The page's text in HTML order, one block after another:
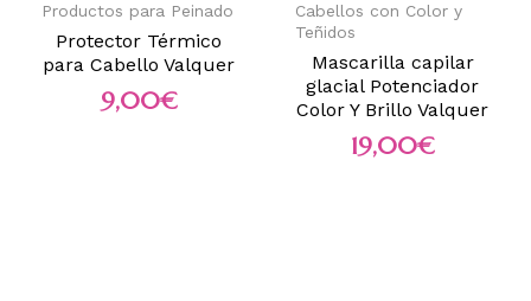
Productos para Peinado
Protector Térmico
para Cabello Valquer
9,00€
Cabellos con Color y
Teñidos
Mascarilla capilar
glacial Potenciador
Color Y Brillo Valquer
19,00€